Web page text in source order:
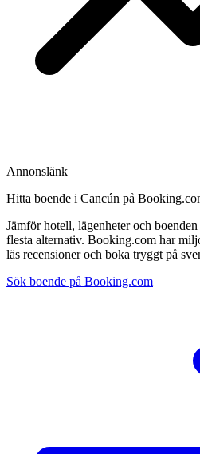
Annonslänk
Hitta boende i Cancún på
Jämför hotell, lägenheter och
flesta alternativ. Booking.com har
läs recensioner och boka tryggt på
Sök boende på Booking.com